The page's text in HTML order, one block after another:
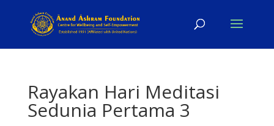
Rayakan Hari Meditasi
Sedunia Pertama 3